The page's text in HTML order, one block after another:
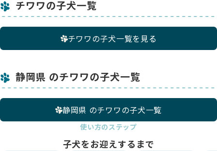
チワワの子犬一覧
チワワの子犬一覧を見る
静岡県 のチワワの子犬一覧
静岡県 のチワワの子犬一覧
使い方のステップ
子犬をお迎えするまで